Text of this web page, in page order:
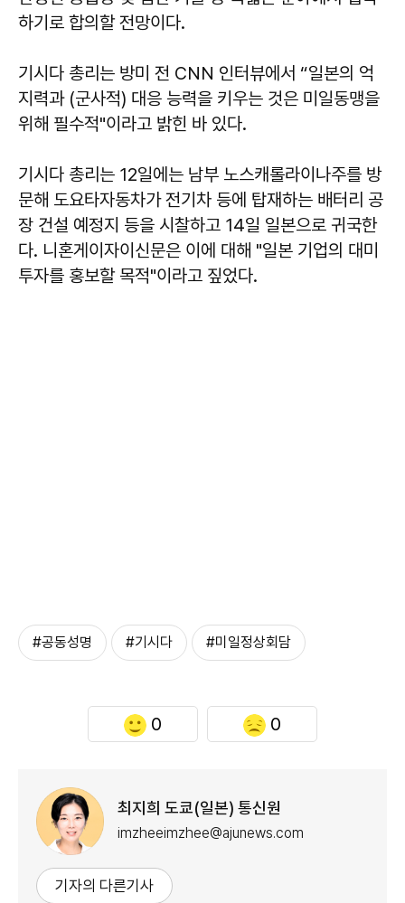
하기로 합의할 전망이다.
기시다 총리는 방미 전 CNN 인터뷰에서 “일본의 억
지력과 (군사적) 대응 능력을 키우는 것은 미일동맹을
위해 필수적"이라고 밝힌 바 있다.
기시다 총리는 12일에는 남부 노스캐롤라이나주를 방
문해 도요타자동차가 전기차 등에 탑재하는 배터리 공
장 건설 예정지 등을 시찰하고 14일 일본으로 귀국한
다. 니혼게이자이신문은 이에 대해 "일본 기업의 대미
투자를 홍보할 목적"이라고 짚었다.
#공동성명 #기시다 #미일정상회담
0 0
최지희 도쿄(일본) 통신원
imzheeimzhee@ajunews.com
기자의 다른기사